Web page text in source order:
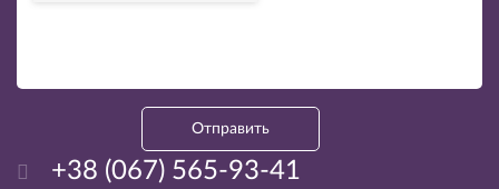
Отправить
+38 (067) 565-93-41